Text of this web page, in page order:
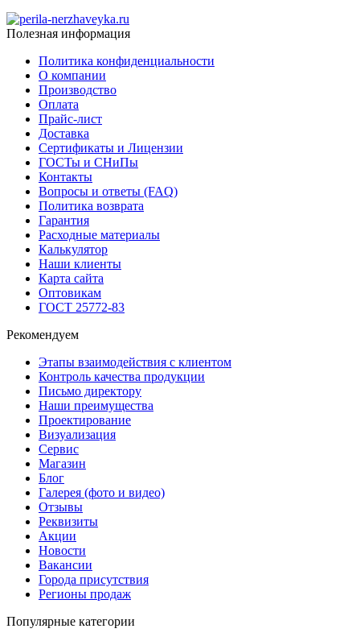
Полезная информация
Политика конфиденциальности
О компании
Производство
Оплата
Прайс-лист
Доставка
Сертификаты и Лицензии
ГОСТы и СНиПы
Контакты
Вопросы и ответы (FAQ)
Политика возврата
Гарантия
Расходные материалы
Калькулятор
Наши клиенты
Карта сайта
Оптовикам
ГОСТ 25772-83
Рекомендуем
Этапы взаимодействия с клиентом
Контроль качества продукции
Письмо директору
Наши преимущества
Проектирование
Визуализация
Сервис
Магазин
Блог
Галерея (фото и видео)
Отзывы
Реквизиты
Акции
Новости
Вакансии
Города присутствия
Регионы продаж
Популярные категории